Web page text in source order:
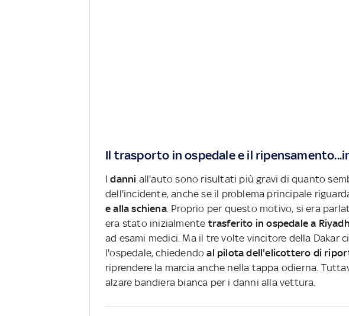
Il trasporto in ospedale e il
Idanni all'auto sono risultati più gravi di quanto
dell'incidente, anche se il problema principale
e alla schiena. Proprio per questo motivo, si era
era stato inizialmente trasferito in ospedale a
ad esami medici. Ma il tre volte vincitore della Dakar
l'ospedale, chiedendoal pilota dell'elicottero di
riprendere la marcia anche nella tappa odierna.
alzare bandiera bianca per i danni alla vettura.